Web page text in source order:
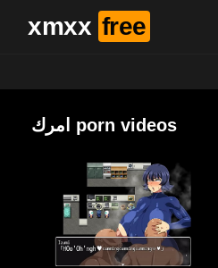
xmxx free
امرك porn videos